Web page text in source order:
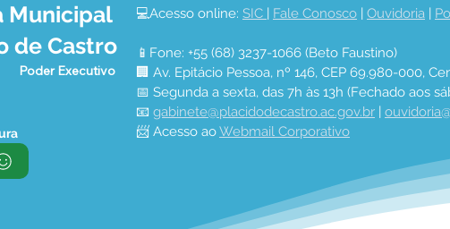
entrega certificados a
dezenas de alunos
capacitados em cursos
profissionalizantes e
reforça compromisso com
geração de renda,
Municipal
de Castro
Poder Executivo
💻Acesso online: SIC | Fale Conosco | Ouvidoria |
📱Fone: +55 (68) 3237-1066 (Beto Faustino)
🏢 Av. Epitácio Pessoa, nº 146, CEP 69.980-000,
📅 Segunda a sexta, das 7h às 13h (Fechado aos
📧 gabinete@placidodecastro.ac.gov.br |
📨 Acesso ao Webmail Corporativo